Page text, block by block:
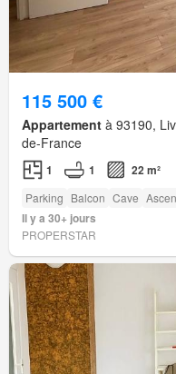
115 500 €
Appartement à 93190,
de-France
1 1 22 m²
Parking Balcon Cave
Il y a 30+ jours
PROPERSTAR